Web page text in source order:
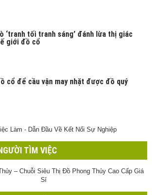
‘tranh tối tranh sáng’ đánh lừa thị giác
giới đồ cổ
cổ để cầu vận may nhặt được đồ quý
TÌM VIỆC